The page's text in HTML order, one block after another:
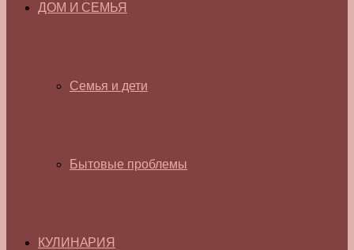
ДОМ И СЕМЬЯ
Семья и дети
Бытовые проблемы
КУЛИНАРИЯ